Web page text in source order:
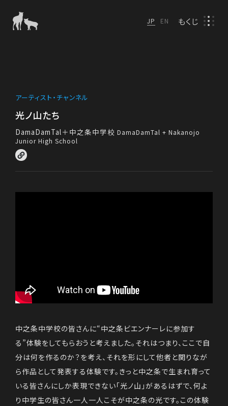
JP EN もくじ
アーティスト・チャンネル
光ノ山たち
DamaDamTal＋中之条中学校 DamaDamTal + Nakanojo
Junior High School
中之条中学校の皆さんに“中之条ビエンナーレに参加す
る”体験をしてもらおうと考えました。それはつまり、ここで自
分は何を作るのか？を考え、それを形にして他者と関りなが
ら作品として発表する体験です。きっと中之条で生まれ育って
いる皆さんにしか表現できない「光ノ山」があるはずで、何よ
り中学生の皆さん一人一人こそが中之条の光です。この体験